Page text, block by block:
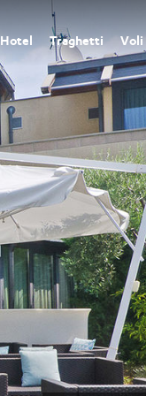
Hotel Traghetti Voli